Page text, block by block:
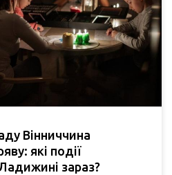
Вінниччина
які події
зараз?